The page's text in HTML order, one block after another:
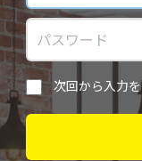
次回から入力